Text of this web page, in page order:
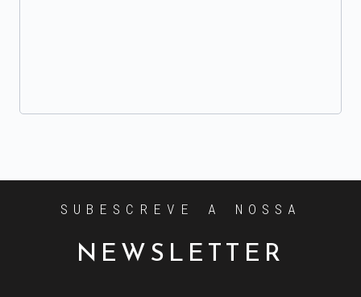
SUBESCREVE A NOSSA
NEWSLETTER